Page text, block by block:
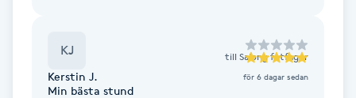
KJ till Salong fotfager
Kerstin J. för 6 dagar sedan
Min bästa stund